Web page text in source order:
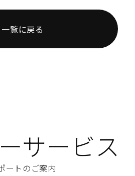
一覧に戻る
サービス
ートのご案内